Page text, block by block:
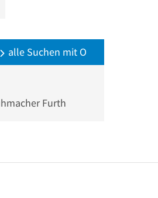
alle Suchen mit O
Furth